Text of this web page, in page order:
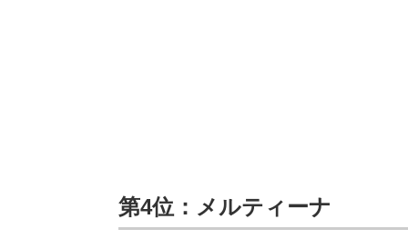
第4位：メルティーナ